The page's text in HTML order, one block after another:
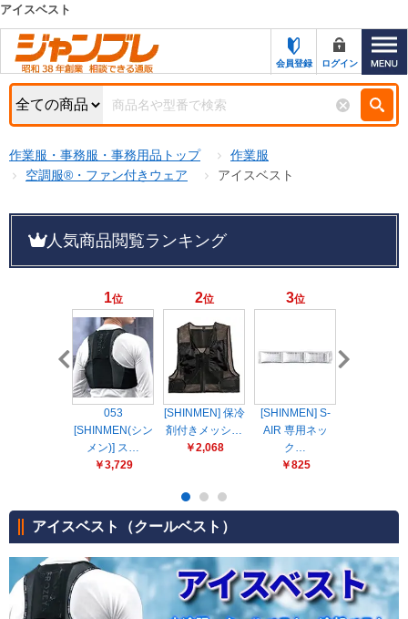
カテゴリー一覧
お知らせ
特集・キャンペーン一覧
初めての方へ
サポート＆ヘルプ
ジャンブレの特長
新規登録キャンペーン
名入れ刺繍
メーカーカタログ一覧
カタログ請求（無料）
試着サンプル無料貸し出し
キーワード検索
検索条件
商品ステータスで絞る
キャンペーン
おすすめ
売れ筋
オリジナル
販売価格(税抜き)で絞る
円まで
アイスベスト
会員登録 ログイン
作業服・事務服・事務用品トップ
作業服
空調服®・ファン付きウェア
アイスベスト
人気商品閲覧ランキング
1位
053
[SHINMEN(シン
メン)] ス…
￥3,729
2位
[SHINMEN] 保冷
剤付きメッシ…
￥2,068
3位
[SHINMEN] S-
AIR 専用ネッ
ク…
￥825
アイスベスト（クールベスト）